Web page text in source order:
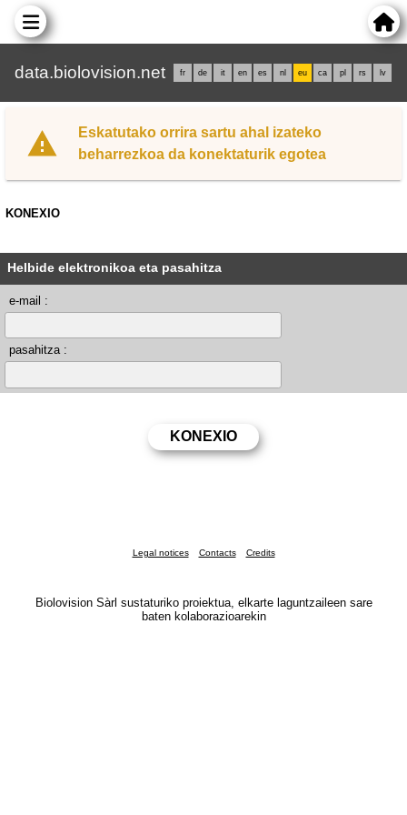
data.biolovision.net fr de it en es nl eu ca pl rs lv
Eskatutako orrira sartu ahal izateko
beharrezkoa da konektaturik egotea
KONEXIO
Helbide elektronikoa eta pasahitza
e-mail :
pasahitza :
Legal notices Contacts Credits
Biolovision Sàrl sustaturiko proiektua, elkarte laguntzaileen sare
baten kolaborazioarekin